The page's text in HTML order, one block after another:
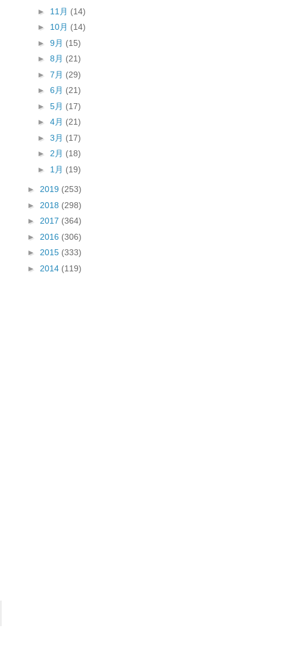
► 11月 (14)
► 10月 (14)
► 9月 (15)
► 8月 (21)
► 7月 (29)
► 6月 (21)
► 5月 (17)
► 4月 (21)
► 3月 (17)
► 2月 (18)
► 1月 (19)
► 2019 (253)
► 2018 (298)
► 2017 (364)
► 2016 (306)
► 2015 (333)
► 2014 (119)